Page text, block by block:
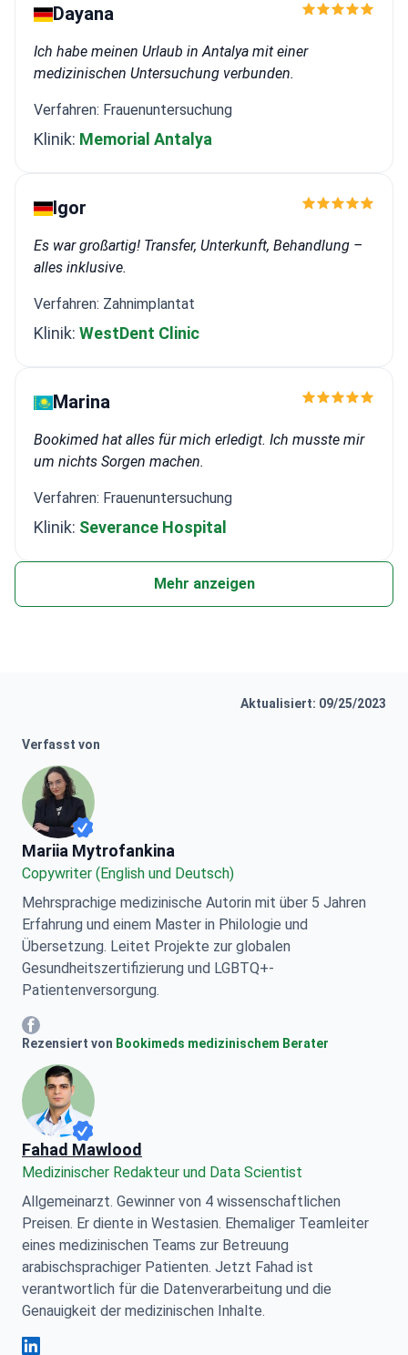
Dayana
Ich habe meinen Urlaub in Antalya mit einer
medizinischen Untersuchung verbunden.
Verfahren: Frauenuntersuchung
Klinik: Memorial Antalya
Igor
Es war großartig! Transfer, Unterkunft, Behandlung –
alles inklusive.
Verfahren: Zahnimplantat
Klinik: WestDent Clinic
Marina
Bookimed hat alles für mich erledigt. Ich musste mir
um nichts Sorgen machen.
Verfahren: Frauenuntersuchung
Klinik: Severance Hospital
Mehr anzeigen
Aktualisiert: 09/25/2023
Verfasst von
Mariia Mytrofankina
Mariia Mytrofankina
Copywriter (English und Deutsch)
Mehrsprachige medizinische Autorin mit über 5 Jahren
Erfahrung und einem Master in Philologie und
Übersetzung. Leitet Projekte zur globalen
Gesundheitszertifizierung und LGBTQ+-
Patientenversorgung.
Mariia Mytrofankina Facebook
Rezensiert von Bookimeds medizinischem Berater
Fahad Mawlood
Medizinischer Redakteur und Data Scientist
Allgemeinarzt. Gewinner von 4 wissenschaftlichen
Preisen. Er diente in Westasien. Ehemaliger Teamleiter
eines medizinischen Teams zur Betreuung
arabischsprachiger Patienten. Jetzt Fahad ist
verantwortlich für die Datenverarbeitung und die
Genauigkeit der medizinischen Inhalte.